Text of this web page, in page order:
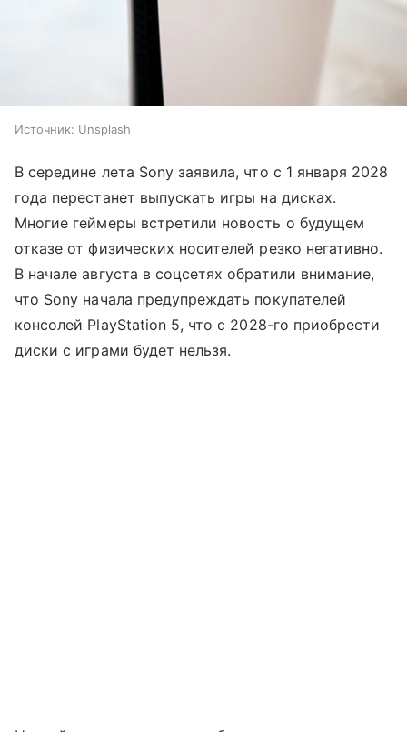
Источник: Unsplash
В середине лета Sony заявила, что с 1 января 2028
года перестанет выпускать игры на дисках.
Многие геймеры встретили новость о будущем
отказе от физических носителей резко негативно.
В начале августа в соцсетях обратили внимание,
что Sony начала предупреждать покупателей
консолей PlayStation 5, что с 2028-го приобрести
диски с играми будет нельзя.